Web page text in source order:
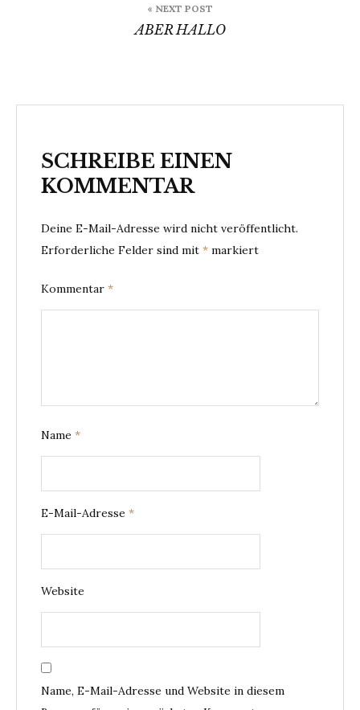
« NEXT POST
ABER HALLO
SCHREIBE EINEN
KOMMENTAR
Deine E-Mail-Adresse wird nicht veröffentlicht.
Erforderliche Felder sind mit * markiert
Kommentar *
Name *
E-Mail-Adresse *
Website
Name, E-Mail-Adresse und Website in diesem